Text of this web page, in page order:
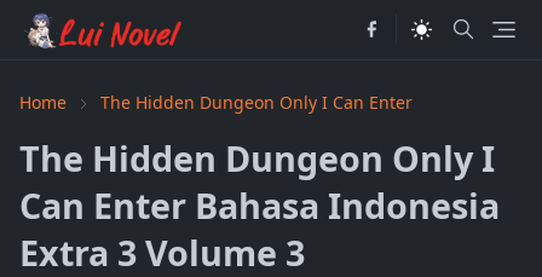
Home The Hidden Dungeon Only I Can Enter
The Hidden Dungeon Only I
Can Enter Bahasa Indonesia
Extra 3 Volume 3